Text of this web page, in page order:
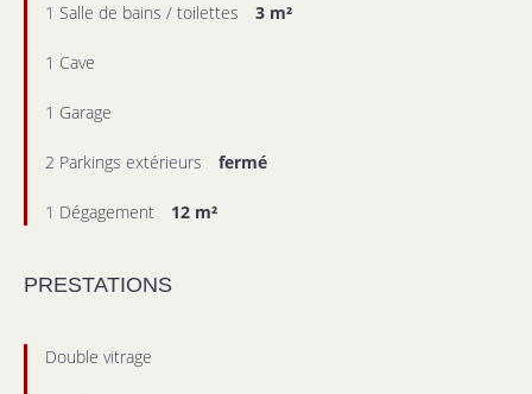
1 Salle de bains / toilettes 3 m²
1 Cave
1 Garage
2 Parkings extérieurs fermé
1 Dégagement 12 m²
PRESTATIONS
Double vitrage